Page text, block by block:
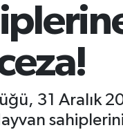
31 Aralık